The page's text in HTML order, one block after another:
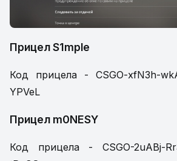
Прицел S1mple
Код прицела - CSGO-xfN3h-
YPVeL
Прицел m0NESY
Код прицела - CSGO-2uABj-